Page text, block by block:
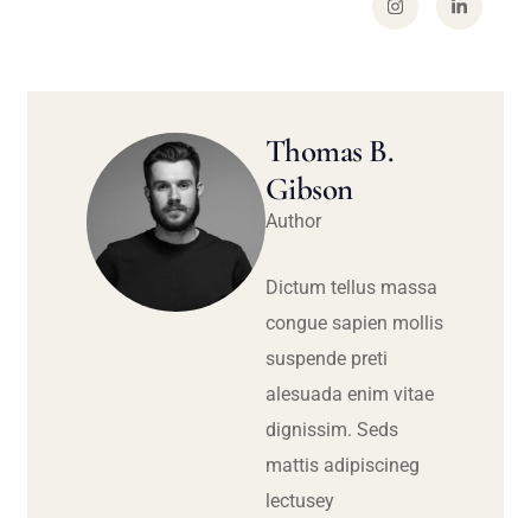
Thomas B.
Gibson
Author
Dictum tellus massa
congue sapien mollis
suspende preti
alesuada enim vitae
dignissim. Seds
mattis adipiscineg
lectusey